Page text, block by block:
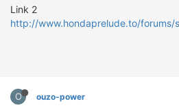
Link 2
http://www.hondaprelude.to/forums/
O ouzo-power
ΤΙΜΕΣ
ΚΑΤΑΣΚΕΥΑΣΤΕΣ